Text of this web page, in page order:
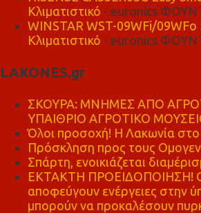
Κλιματιστικό - euronics
WINSTAR WST-09WFi/
Κλιματιστικό - euronics
LAKONES.gr
ΣΚΟΥΡΑ: ΜΝΗΜΕΣ ΑΠΟ
ΥΠΑΙΘΡΙΟ ΑΓΡΟΤΙΚΟ
Όλοι προσοχή! Η Λακωνία
Πρόσκληση προς τους
Σπάρτη, ενοικιάζεται
ΕΚΤΑΚΤΗ ΠΡΟΕΙΔΟΠΟΙΗΣΗ!
αποφεύγουν ενέργειες στην
μπορούν να προκαλέσουν